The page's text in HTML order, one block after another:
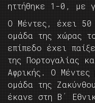
ηττήθηκε 1-0, με
Ο Μέντες, έχει 50
ομάδα της χώρας
επίπεδο έχει
της Πορτογαλίας
Αφρικής. Ο Μέντες
ομάδα της
έκανε στη Β΄